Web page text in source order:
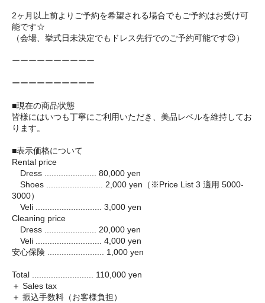
2ヶ月以上前よりご予約を希望される場合でもご予約はお受け可
能です☆
（会場、挙式日未決定でもドレス先行でのご予約可能です😉）
ーーーーーーーーーー
ーーーーーーーーーー
■現在の商品状態
皆様にはいつも丁寧にご利用いただき、美品レベルを維持してお
ります。
■表示価格について
Rental price
Dress ...................... 80,000 yen
Shoes ........................ 2,000 yen（※Price List 3 適用 5000-
3000）
Veli ............................ 3,000 yen
Cleaning price
Dress ...................... 20,000 yen
Veli ............................ 4,000 yen
安心保険 ........................ 1,000 yen
Total .......................... 110,000 yen
＋ Sales tax
＋ 振込手数料（お客様負担）